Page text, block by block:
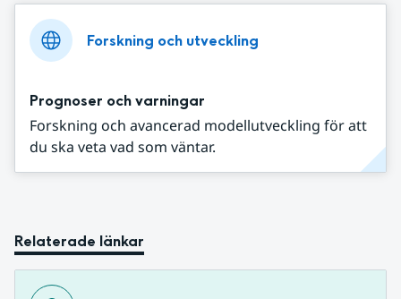
Forskning och utveckling
Prognoser och varningar
Forskning och avancerad modellutveckling för att
du ska veta vad som väntar.
Relaterade länkar